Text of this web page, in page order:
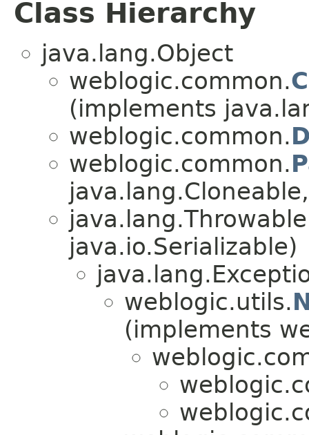
Class Hierarchy
java.lang.Object
weblogic.common.
(implements
weblogic.common.
weblogic.common.
java.io.Serializable)
weblogic.utils.
(implements